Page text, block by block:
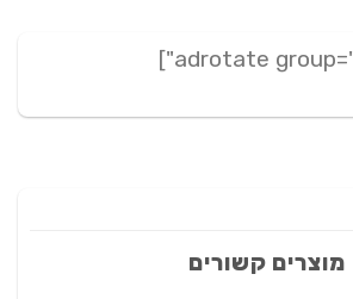
מוצרים קשורים